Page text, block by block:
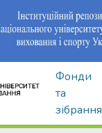
Фонди
та
зібрання